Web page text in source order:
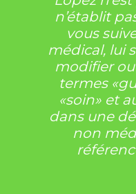
n’établit
vous
médical, lui
modifier
termes
«soin» et
dans une
non